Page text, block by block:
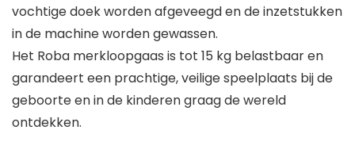
vochtige doek worden afgeveegd en de inzetstukken
in de machine worden gewassen.
Het Roba merkloopgaas is tot 15 kg belastbaar en
garandeert een prachtige, veilige speelplaats bij de
geboorte en in de kinderen graag de wereld
ontdekken.